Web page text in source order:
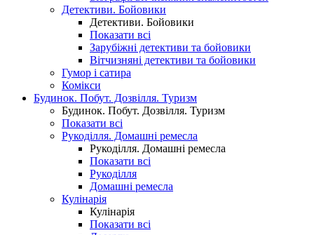
Детективи. Бойовики
Детективи. Бойовики
Показати всі
Зарубіжні детективи та бойовики
Вітчизняні детективи та бойовики
Гумор і сатира
Комікси
Будинок. Побут. Дозвілля. Туризм
Будинок. Побут. Дозвілля. Туризм
Показати всі
Рукоділля. Домашні ремесла
Рукоділля. Домашні ремесла
Показати всі
Рукоділля
Домашні ремесла
Кулінарія
Кулінарія
Показати всі